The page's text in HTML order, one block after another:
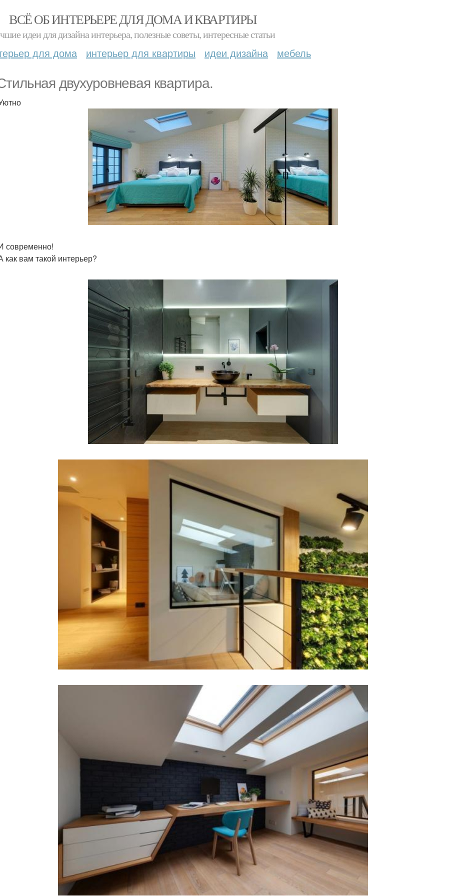
ВСЁ ОБ ИНТЕРЬЕРЕ ДЛЯ ДОМА И КВАРТИРЫ
идеи для дизайна интерьера, полезные советы, интересные статьи
для дома интерьер для квартиры идеи дизайна мебель
двухуровневая квартира.
современно!
как вам такой интерьер?